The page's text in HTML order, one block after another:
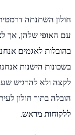
חולון השתנתה
עם האופי שלהן, אך
בהובלות לאגמים
בשכונות הישנות
לקצה ולא להרגיש
הובלה בתוך חולון
ללקוחות מראש.